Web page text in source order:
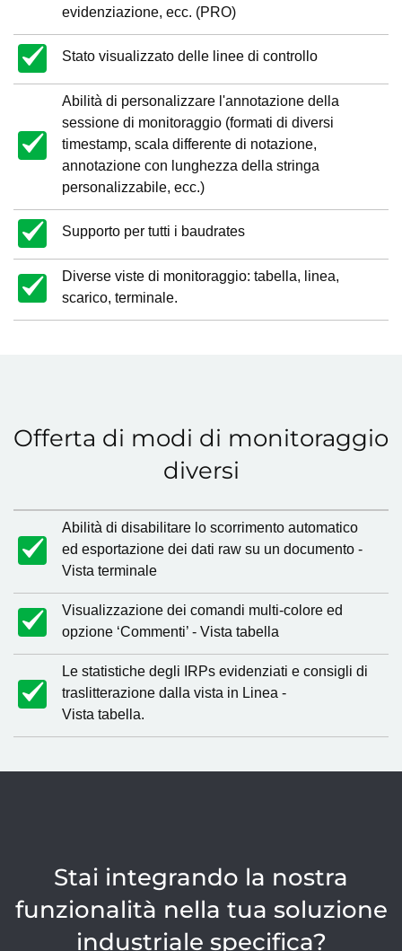
evidenziazione, ecc. (PRO)
Stato visualizzato delle linee di controllo
Abilità di personalizzare l'annotazione della
sessione di monitoraggio (formati di diversi
timestamp, scala differente di notazione,
annotazione con lunghezza della stringa
personalizzabile, ecc.)
Supporto per tutti i baudrates
Diverse viste di monitoraggio: tabella, linea,
scarico, terminale.
Offerta di modi di monitoraggio
diversi
Abilità di disabilitare lo scorrimento automatico
ed esportazione dei dati raw su un documento -
Vista terminale
Visualizzazione dei comandi multi-colore ed
opzione ‘Commenti’ - Vista tabella
Le statistiche degli IRPs evidenziati e consigli di
traslitterazione dalla vista in Linea -
Vista tabella.
Stai integrando la nostra
funzionalità nella tua soluzione
industriale specifica?